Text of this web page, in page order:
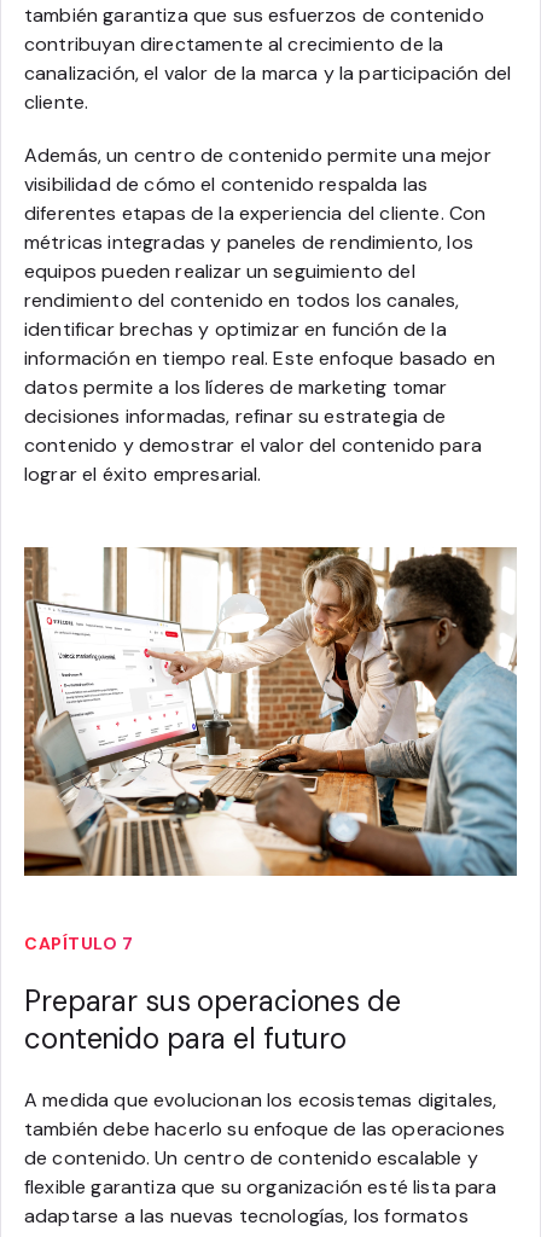
también garantiza que sus esfuerzos de contenido
contribuyan directamente al crecimiento de la
canalización, el valor de la marca y la participación del
cliente.
Además, un centro de contenido permite una mejor
visibilidad de cómo el contenido respalda las
diferentes etapas de la experiencia del cliente. Con
métricas integradas y paneles de rendimiento, los
equipos pueden realizar un seguimiento del
rendimiento del contenido en todos los canales,
identificar brechas y optimizar en función de la
información en tiempo real. Este enfoque basado en
datos permite a los líderes de marketing tomar
decisiones informadas, refinar su estrategia de
contenido y demostrar el valor del contenido para
lograr el éxito empresarial.
CAPÍTULO 7
Preparar sus operaciones de
contenido para el futuro
A medida que evolucionan los ecosistemas digitales,
también debe hacerlo su enfoque de las operaciones
de contenido. Un centro de contenido escalable y
flexible garantiza que su organización esté lista para
adaptarse a las nuevas tecnologías, los formatos